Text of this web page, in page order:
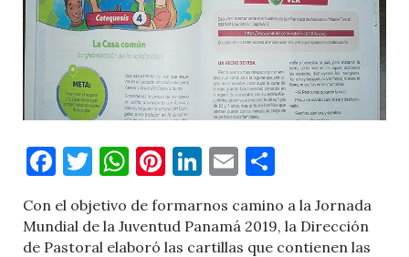
Facebook
Twitter
WhatsApp
Pinterest
LinkedIn
Email
Con el objetivo de formarnos camino a la Jornada
Mundial de la Juventud Panamá 2019, la Dirección
de Pastoral elaboró las cartillas que contienen las